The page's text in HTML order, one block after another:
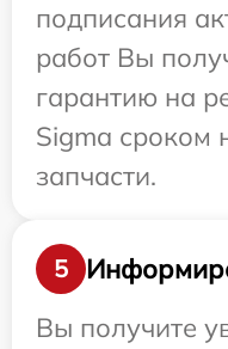
подписания
работ Вы
гарантию на
Sigma сроком
запчасти.
5
Вы получите